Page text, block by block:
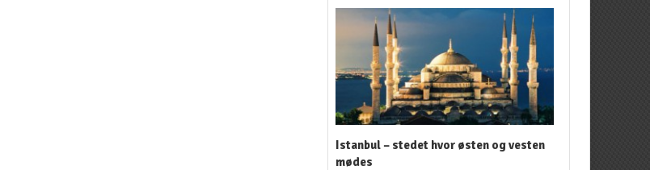
Istanbul – stedet hvor østen og vesten
mødes